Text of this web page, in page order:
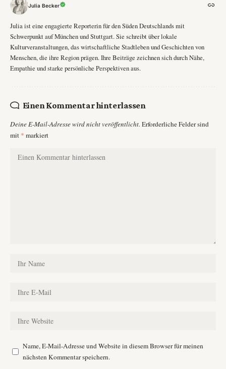
Julia Becker
Julia ist eine engagierte Reporterin für den Süden Deutschlands mit
Schwerpunkt auf München und Stuttgart. Sie schreibt über lokale
Kulturveranstaltungen, das wirtschaftliche Stadtleben und Geschichten von
Menschen, die ihre Region prägen. Ihre Beiträge zeichnen sich durch Nähe,
Empathie und starke persönliche Perspektiven aus.
Einen Kommentar hinterlassen
Deine E-Mail-Adresse wird nicht veröffentlicht. Erforderliche Felder sind
mit * markiert
Name, E-Mail-Adresse und Website in diesem Browser für meinen
nächsten Kommentar speichern.